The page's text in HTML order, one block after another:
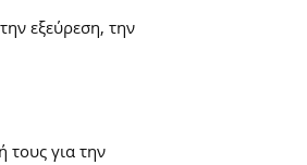
εξεύρεση, την
τους για την